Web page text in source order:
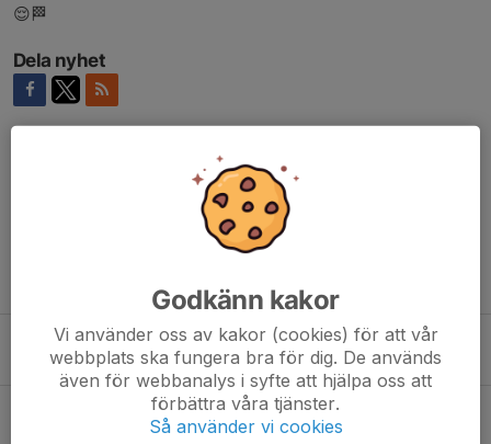
😌🏁
Dela nyhet
Tidigare nyheter
Uppstart för funktionärer och TL
6 apr, 16:52 0
HLR-kurs för funktionärer
28 mar, 23:12 0
Godkänn kakor
Vi använder oss av kakor (cookies) för att vår
webbplats ska fungera bra för dig. De används
även för webbanalys i syfte att hjälpa oss att
förbättra våra tjänster.
Så använder vi cookies